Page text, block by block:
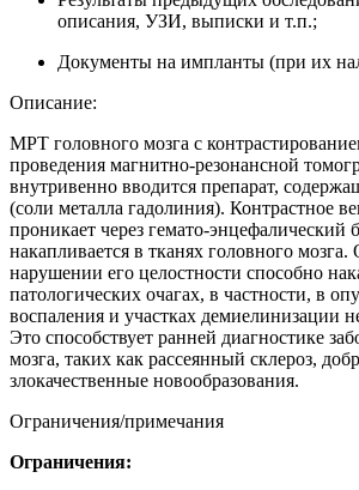
описания, УЗИ, выписки и т.п.;
Документы на импланты (при их
Описание:
МРТ головного мозга с
проведения магнитно-резонансной
внутривенно вводится препарат,
(соли металла гадолиния). Контрастное
проникает через гемато-энцефалический
накапливается в тканях головного
нарушении его целостности способно
патологических очагах, в частности, в
воспаления и участках демиелинизации
Это способствует ранней диагностике
мозга, таких как рассеянный склероз,
злокачественные новообразования.
Ограничения/примечания
Ограничения: